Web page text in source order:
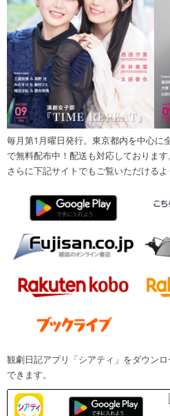
毎月第1月曜日発行。東京都内を中心に
で無料配布中！配送も対応しております。
さらに下記サイトでもご覧いただけるよ
観劇日記アプリ「シアティ」をダウン
できます。